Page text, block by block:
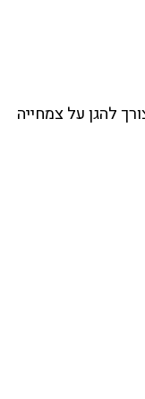
להגן על צמחייה